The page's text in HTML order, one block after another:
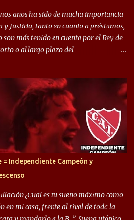
años ha sido de mucha importancia
y Justicia, tanto en cuanto a préstamos,
más tenido en cuenta por el Rey de
o al largo plazo del
Brian Romero, quien paso a
mercado de pases y ha rendido de
goles importantes, sobre todo en la
no sucedió lo mismo en cuanto al
en el Rojo. Pasando a jugadores que
están en el rojo, tenemos a la dupla
donde ambos explotaron
en el equipo de Varela, donde, por
a ser tenido en cuenta para el
que aún no ha logrado
e...
Independiente Campeón y
¿Cual es tu sueño máximo como
en mi casa, frente al rival de toda la